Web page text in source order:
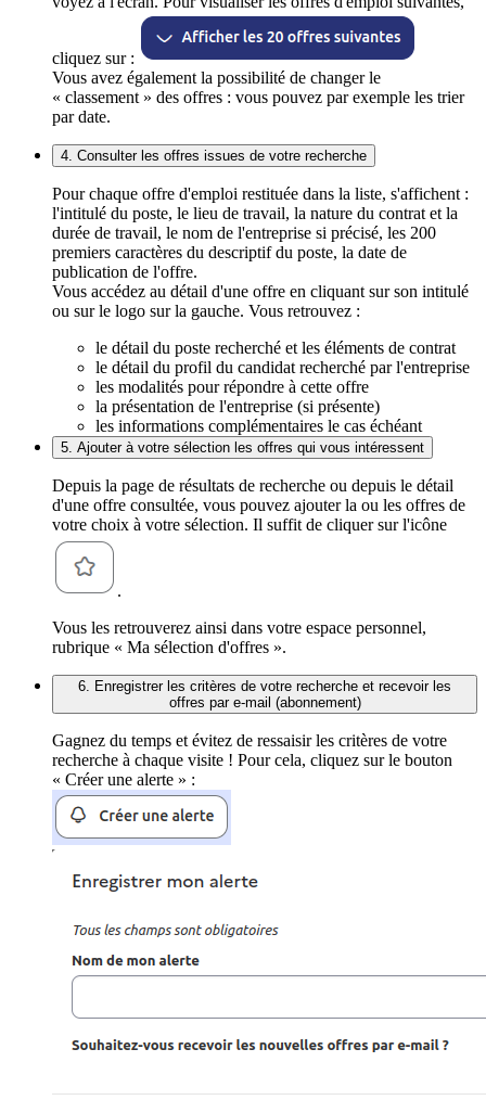
cliquez sur :
Vous avez également la possibilité de changer le
« classement » des offres : vous pouvez par exemple les trier
par date.
4. Consulter les offres issues de votre recherche
Pour chaque offre d'emploi restituée dans la liste, s'affichent :
l'intitulé du poste, le lieu de travail, la nature du contrat et la
durée de travail, le nom de l'entreprise si précisé, les 200
premiers caractères du descriptif du poste, la date de
publication de l'offre.
Vous accédez au détail d'une offre en cliquant sur son intitulé
ou sur le logo sur la gauche. Vous retrouvez :
le détail du poste recherché et les éléments de contrat
le détail du profil du candidat recherché par l'entreprise
les modalités pour répondre à cette offre
la présentation de l'entreprise (si présente)
les informations complémentaires le cas échéant
5. Ajouter à votre sélection les offres qui vous intéressent
Depuis la page de résultats de recherche ou depuis le détail
d'une offre consultée, vous pouvez ajouter la ou les offres de
votre choix à votre sélection. Il suffit de cliquer sur l'icône
.
Vous les retrouverez ainsi dans votre espace personnel,
rubrique « Ma sélection d'offres ».
6. Enregistrer les critères de votre recherche et recevoir les
offres par e-mail (abonnement)
Gagnez du temps et évitez de ressaisir les critères de votre
recherche à chaque visite ! Pour cela, cliquez sur le bouton
« Créer une alerte » :